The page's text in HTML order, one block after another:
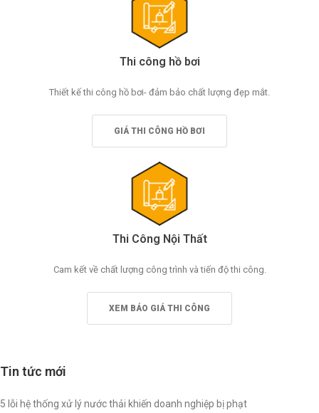
Thi công hồ bơi
Thiết kế thi công hồ bơi- đảm bảo chất lượng đẹp mắt.
GIÁ THI CÔNG HỒ BƠI
Thi Công Nội Thất
Cam kết về chất lượng công trình và tiến độ thi công.
XEM BÁO GIÁ THI CÔNG
Tin tức mới
5 lỗi hệ thống xử lý nước thải khiến doanh nghiệp bị phạt